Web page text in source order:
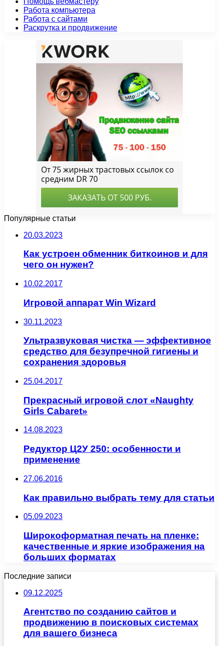
Работа компьютера
Работа с сайтами
Раскрутка и продвижение
Популярные статьи
20.03.2023
Как устроен обменник биткоинов и для
чего он нужен?
10.02.2017
Игровой аппарат Win Wizard
30.11.2023
Ультразвуковая чистка — эффективное
средство для безупречной гигиены и
сохранения здоровья
25.04.2017
Прекрасный игровой слот «Naughty
Girls Cabaret»
14.08.2023
Редуктор Ц2У 250: особенности и
применение
27.06.2016
Как правильно выбрать тему для статьи
05.09.2023
Широкоформатная печать на пленке:
качественные и яркие изображения на
больших форматах
Последние записи
09.12.2025
Агентство по созданию сайтов и
продвижению в поисковых системах
для вашего бизнеса